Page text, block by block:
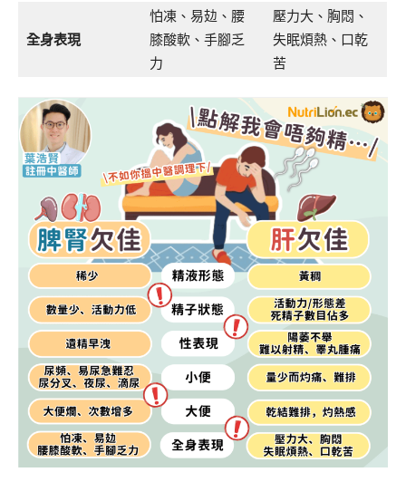
全身表現
怕凍、易攰、腰
膝酸軟、手腳乏
力
壓力大、胸悶、
失眠煩熱、口乾
苦